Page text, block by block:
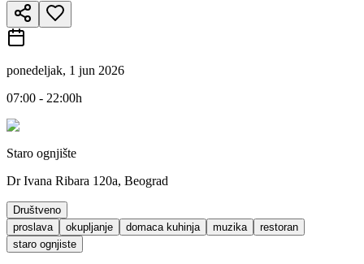
ponedeljak, 1 jun 2026
07:00 - 22:00h
Staro ognjište
Dr Ivana Ribara 120a, Beograd
Društveno
proslava
okupljanje domaca kuhinja muzika
restoran
staro ognjiste